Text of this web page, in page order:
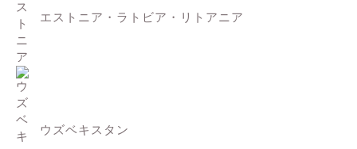
エストニア・ラトビア・リトアニア
ウズベキスタン